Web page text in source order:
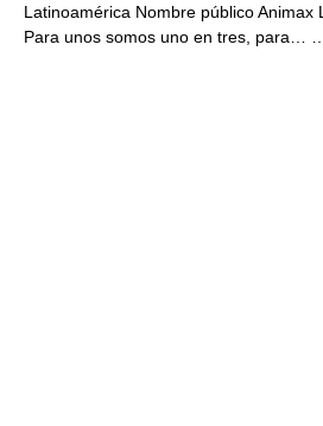
Latinoamérica Nombre público Animax
Para unos somos uno en tres, para…